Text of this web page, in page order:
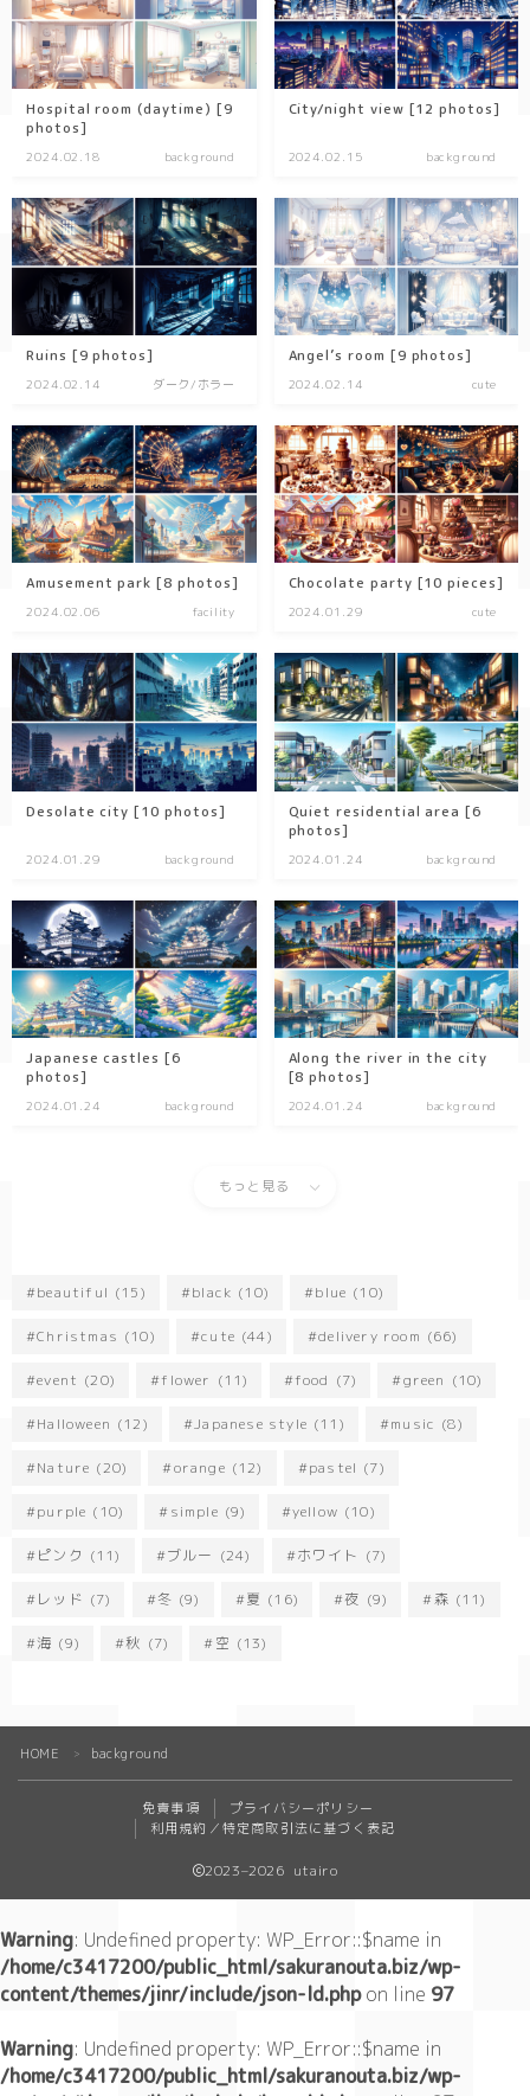
Hospital room (daytime) [9
photos]
2024.02.18 background
City/night view [12 photos]
2024.02.15 background
Ruins [9 photos]
2024.02.14 ダーク/ホラー
Angel’s room [9 photos]
2024.02.14 cute
Amusement park [8 photos]
2024.02.06 facility
Chocolate party [10 pieces]
2024.01.29 cute
Desolate city [10 photos]
2024.01.29 background
Quiet residential area [6
photos]
2024.01.24 background
Japanese castles [6
photos]
2024.01.24 background
Along the river in the city
[8 photos]
2024.01.24 background
もっと見る
beautiful (15) black (10) blue (10)
Christmas (10) cute (44) delivery room (66)
event (20) flower (11) food (7) green (10)
Halloween (12) Japanese style (11) music (8)
Nature (20) orange (12) pastel (7)
purple (10) simple (9) yellow (10)
ピンク (11) ブルー (24) ホワイト (7)
レッド (7) 冬 (9) 夏 (16) 夜 (9) 森 (11)
海 (9) 秋 (7) 空 (13)
HOME ＞ background
免責事項
プライバシーポリシー
利用規約／特定商取引法に基づく表記
2023–2026 utairo
Warning: Undefined property: WP_Error::$name in
/home/c3417200/public_html/sakuranouta.biz/wp-
content/themes/jinr/include/json-ld.phpon line 97
Warning: Undefined property: WP_Error::$name in
/home/c3417200/public_html/sakuranouta.biz/wp-